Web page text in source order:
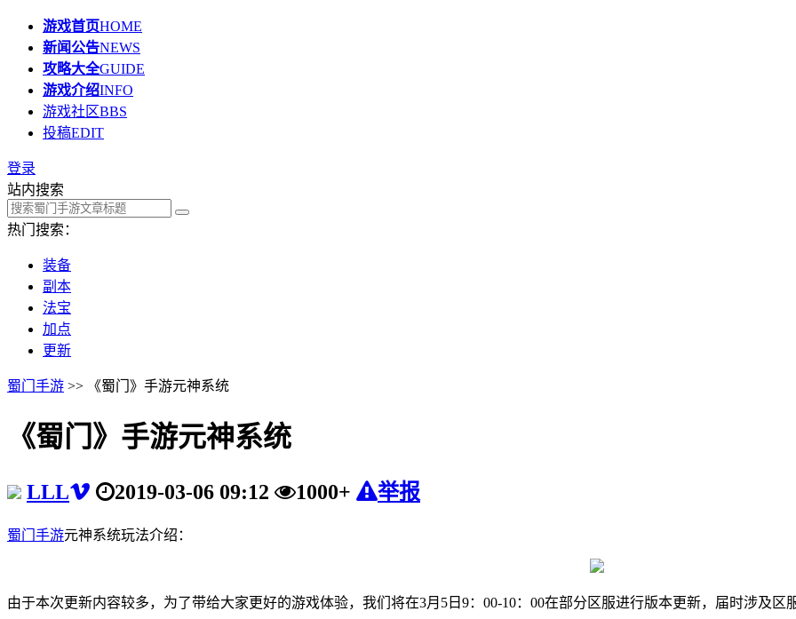
游戏首页HOME
新闻公告NEWS
攻略大全GUIDE
游戏介绍INFO
游戏社区BBS
投稿EDIT
登录
站内搜索
热门搜索：
装备
副本
法宝
加点
更新
蜀门手游 >> 《蜀门》手游元神系统
《蜀门》手游元神系统
LLL 2019-03-06 09:12 1000+ 举报
蜀门手游元神系统玩法介绍：
由于本次更新内容较多，为了带给大家更好的游戏体验，我们将在3月5日9：00-10：00在部分区服进行版本更新，届时涉及区